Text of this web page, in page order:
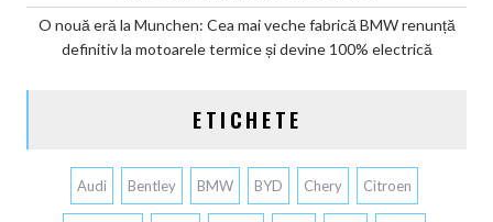
O nouă eră la Munchen: Cea mai veche fabrică BMW renunță
definitiv la motoarele termice și devine 100% electrică
ETICHETE
Audi Bentley BMW BYD Chery Citroen